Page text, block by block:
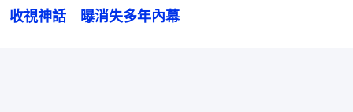
收視神話　曝消失多年內幕